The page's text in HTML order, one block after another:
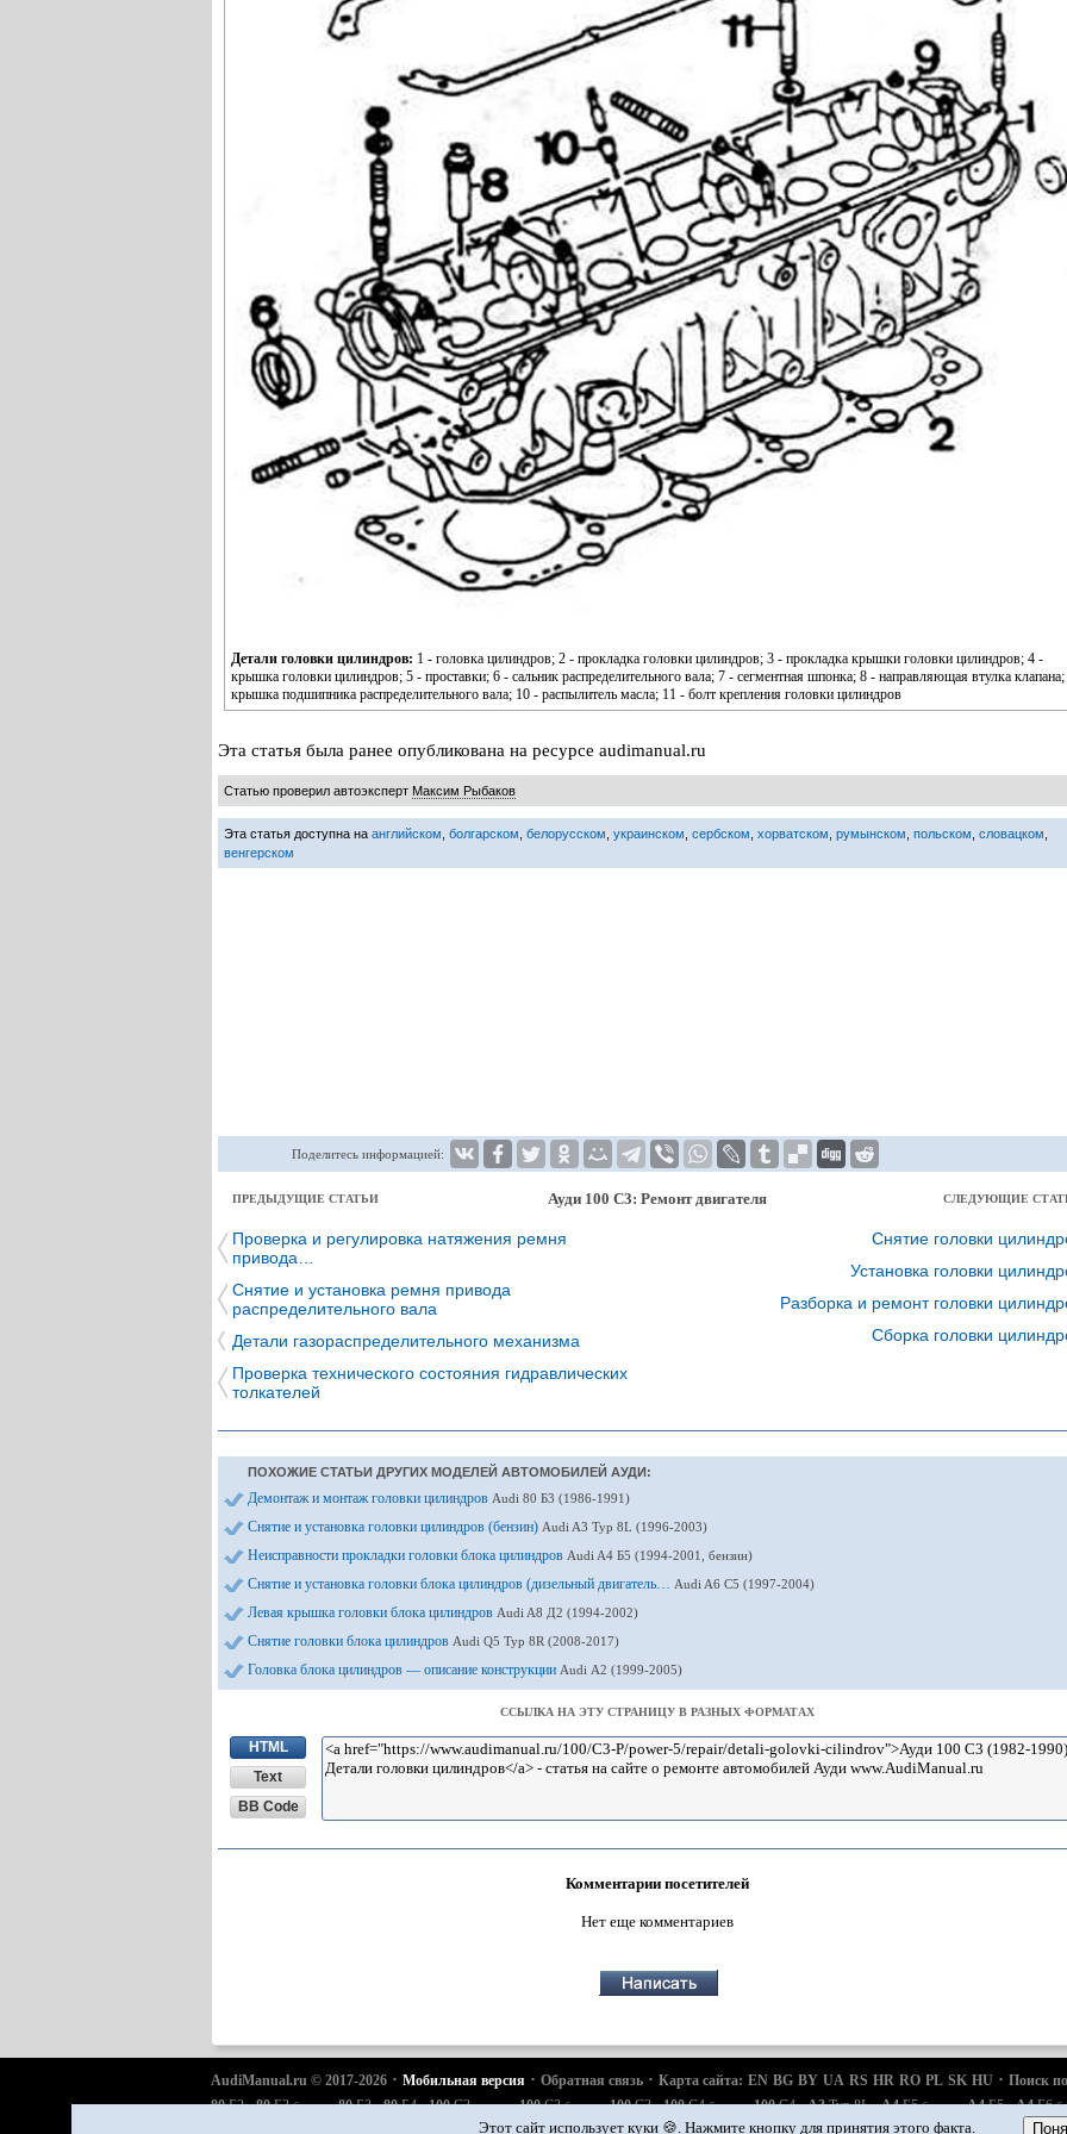
Детали головки цилиндров: 1 - головка цилиндров; 2 - прокладка головки цилиндров; 3 - прокладка крышки головки цилиндров; 4 -
крышка головки цилиндров; 5 - проставки; 6 - сальник распределительного вала; 7 - сегментная шпонка; 8 - направляющая втулка
крышка подшипника распределительного вала; 10 - распылитель масла; 11 - болт крепления головки цилиндров
Эта статья была ранее опубликована на ресурсе audimanual.ru
Статью проверил автоэксперт Максим Рыбаков
Эта статья доступна на английском болгарском белорусском украинском сербском хорватском румынском польском словацком
венгерском
Поделитесь информацией:
ПРЕДЫДУЩИЕ СТАТЬИ Ауди 100 С3: Ремонт двигателя СЛЕДУЮЩИЕ
Проверка и регулировка натяжения ремня
привода…
Снятие и установка ремня привода
распределительного вала
Детали газораспределительного механизма
Проверка технического состояния гидравлических
толкателей
Снятие головки
Установка головки
Разборка и ремонт головки
Сборка головки
ПОХОЖИЕ СТАТЬИ ДРУГИХ МОДЕЛЕЙ АВТОМОБИЛЕЙ АУДИ:
Демонтаж и монтаж головки цилиндров Audi 80 Б3 (1986-1991)
Снятие и установка головки цилиндров (бензин) Audi A3 Typ 8L (1996-2003)
Неисправности прокладки головки блока цилиндров Audi A4 Б5 (1994-2001, бензин)
Снятие и установка головки блока цилиндров (дизельный двигатель… Audi A6 С5 (1997-2004)
Левая крышка головки блока цилиндров Audi A8 Д2 (1994-2002)
Снятие головки блока цилиндров Audi Q5 Typ 8R (2008-2017)
Головка блока цилиндров — описание конструкции Audi А2 (1999-2005)
ССЫЛКА НА ЭТУ СТРАНИЦУ В РАЗНЫХ ФОРМАТАХ
HTML
Text
BB Code
Комментарии посетителей
Нет еще комментариев
AudiManual.ru © 2017-2026 · Мобильная версия · Обратная связь · Карта сайта: EN BG BY UA RS HR RO PL SK HU · Поиск
80Б2·80Б3бензин·80Б3·80Б4·100С3дизель·100С3бензин·100С3·100С4бензин·100С4·A3Typ 8L·A4Б5бензин·A4Б5·A4Б6
Q5 Typ 8R·Q7 Typ 4L·AudiА2·Автомобильные новости·Устройство и ремонт авто
Этот сайт использует куки 🍪. Нажмите кнопку для принятия этого факта.